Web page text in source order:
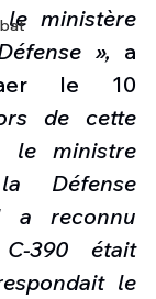
ministère
», a
le 10
de cette
le ministre
Défense
a reconnu
390 était
le